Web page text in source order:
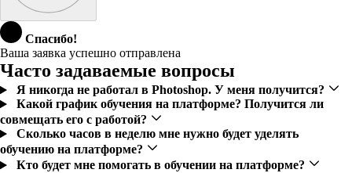
Спасибо!
Ваша заявка успешно отправлена
Часто задаваемые вопросы
Я никогда не работал в Photoshop. У меня получится?
Какой график обучения на платформе? Получится ли
совмещать его с работой?
Сколько часов в неделю мне нужно будет уделять
обучению на платформе?
Кто будет мне помогать в обучении на платформе?